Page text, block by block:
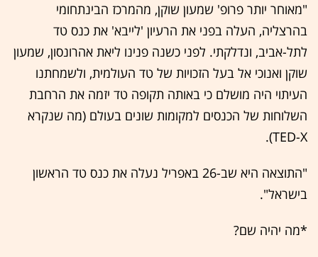
"מאוחר יותר פרופ' שמעון שוקן, מהמרכז הבינתחומי
בהרצליה, העלה בפני את הרעיון 'לייבא' את כנס טד
לתל-אביב, ונדלקתי. לפני כשנה פנינו ליאת אהרונסון, שמעון
שוקן ואנוכי אל בעל הזכויות של טד העולמית, ולשמחתנו
העיתוי היה מושלם כי באותה תקופה טד יזמה את הרחבת
השלוחות של הכנסים למקומות שונים בעולם (מה שנקרא
TED-X).
"התוצאה היא שב-26 באפריל נעלה את כנס טד הראשון
בישראל".
*מה יהיה שם?